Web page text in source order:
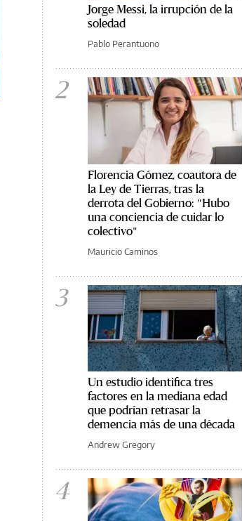
Jorge Messi, la irrupción de la
soledad
Pablo Perantuono
2
Florencia Gómez, coautora de
la Ley de Tierras, tras la
derrota del Gobierno: "Hubo
una conciencia de cuidar lo
colectivo"
Mauricio Caminos
3
Un estudio identifica tres
factores en la mediana edad
que podrían retrasar la
demencia más de una década
Andrew Gregory
4